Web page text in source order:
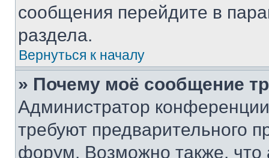
сообщения перейдите в
раздела.
Вернуться к началу
» Почему моё сообщение
Администратор
требуют предварительного
форум. Возможно также, что